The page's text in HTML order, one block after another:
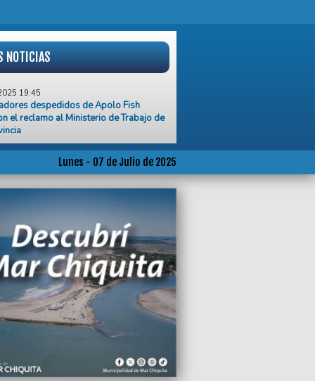
NOTICIAS
despedidos de Apolo Fish
el reclamo al Ministerio de Trabajo de
el primer semestre, se cometieron 17
en General Pueyrredon
19:13
anunció la disolución de Vialidad
18:00
una obra estratégica para vincular
acueductos de la ciudad
17:51
denuncian que se perdieron 150 mil
formales en lo que va del 2025
reclaman el pago de convenios
por parte del Municipio
Lunes - 07 de Julio de 2025